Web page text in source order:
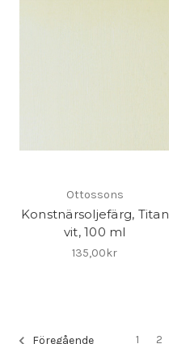
Ottossons
Konstnärsoljefärg, Titan
vit, 100 ml
135,00kr
Föregående 1 2